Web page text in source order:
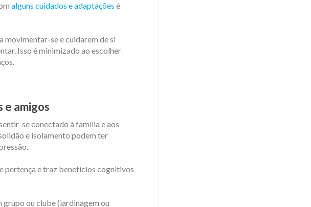
alguns cuidados e adaptações é
movimentar-se e cuidarem de si
Isso é minimizado ao escolher
e amigos
se conectado à família e aos
e isolamento podem ter
pertença e traz benefícios cognitivos
grupo ou clube (jardinagem ou